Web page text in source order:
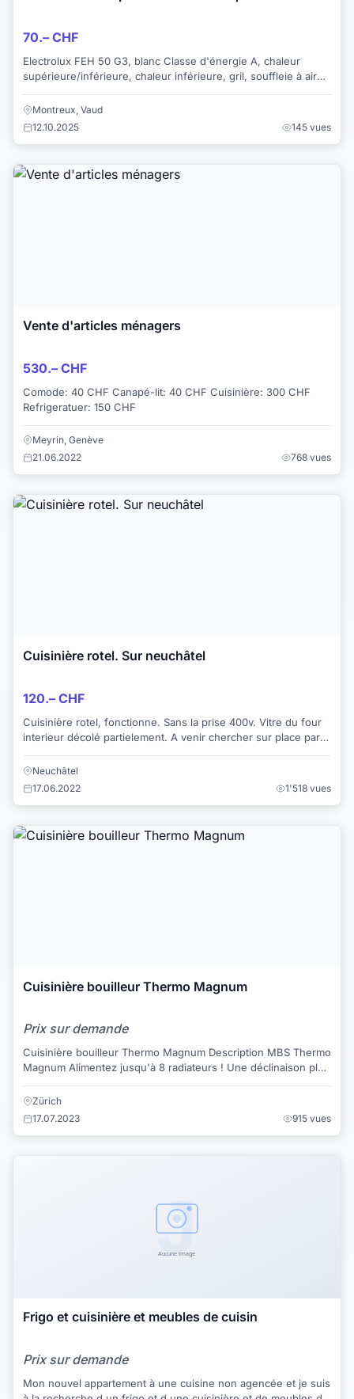
70.– CHF
Electrolux FEH 50 G3, blanc Classe d'énergie A, chaleur
supérieure/inférieure, chaleur inférieure, gril, souffleie à air
Montreux, Vaud
12.10.2025
145 vues
Vente d'articles ménagers
530.– CHF
Comode: 40 CHF Canapé-lit: 40 CHF Cuisinière: 300 CHF
Refrigeratuer: 150 CHF
Meyrin, Genève
21.06.2022
768 vues
Cuisinière rotel. Sur neuchâtel
120.– CHF
Cuisinière rotel, fonctionne. Sans la prise 400v. Vitre du four
interieur décolé partielement. A venir chercher sur place par
Neuchâtel
17.06.2022
1'518 vues
Cuisinière bouilleur Thermo Magnum
Prix sur demande
Cuisinière bouilleur Thermo Magnum Description MBS Thermo
Magnum Alimentez jusqu'à 8 radiateurs ! Une déclinaison plus
puissante de ce prod...
Zürich
17.07.2023
915 vues
Frigo et cuisinière et meubles de cuisin
Prix sur demande
Mon nouvel appartement à une cuisine non agencée et je suis